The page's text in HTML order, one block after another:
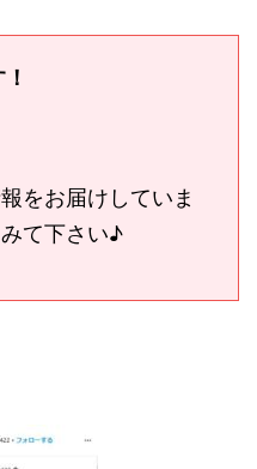
をお届けしていま
て下さい♪